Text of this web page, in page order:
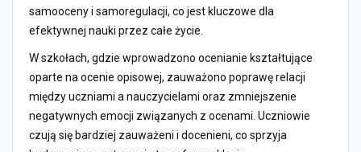
samooceny i samoregulacji, co jest kluczowe dla
efektywnej nauki przez całe życie.
W szkołach, gdzie wprowadzono ocenianie kształtujące
oparte na ocenie opisowej, zauważono poprawę relacji
między uczniami a nauczycielami oraz zmniejszenie
negatywnych emocji związanych z ocenami. Uczniowie
czują się bardziej zauważeni i docenieni, co sprzyja